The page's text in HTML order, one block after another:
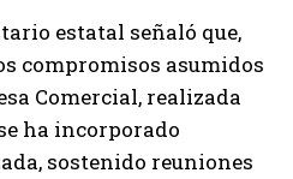
estatal señaló que,
compromisos asumidos
Comercial, realizada
ha incorporado
sostenido reuniones